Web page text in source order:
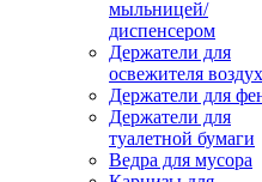
мыльницей/
диспенсером
Держатели для
освежителя
Держатели для
Держатели для
туалетной бумаги
Ведра для мусора